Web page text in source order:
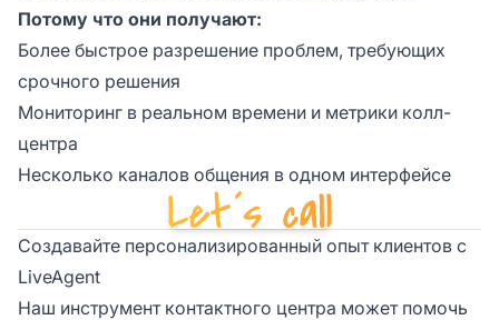
Потому что они получают:
Более быстрое разрешение проблем, требующих
срочного решения
Мониторинг в реальном времени и метрики колл-
центра
Несколько каналов общения в одном интерфейсе
Создавайте персонализированный опыт клиентов с
LiveAgent
Наш инструмент контактного центра может помочь